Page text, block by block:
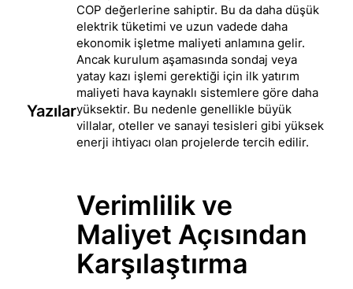
Yazılar
COP değerlerine sahiptir. Bu da daha düşük
elektrik tüketimi ve uzun vadede daha
ekonomik işletme maliyeti anlamına gelir.
Ancak kurulum aşamasında sondaj veya
yatay kazı işlemi gerektiği için ilk yatırım
maliyeti hava kaynaklı sistemlere göre daha
yüksektir. Bu nedenle genellikle büyük
villalar, oteller ve sanayi tesisleri gibi yüksek
enerji ihtiyacı olan projelerde tercih edilir.
Verimlilik ve
Maliyet Açısından
Karşılaştırma